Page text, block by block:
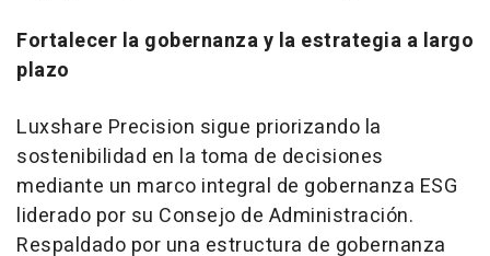
Fortalecer la gobernanza y la estrategia a largo
plazo
Luxshare Precision sigue priorizando la
sostenibilidad en la toma de decisiones
mediante un marco integral de gobernanza ESG
liderado por su Consejo de Administración.
Respaldado por una estructura de gobernanza